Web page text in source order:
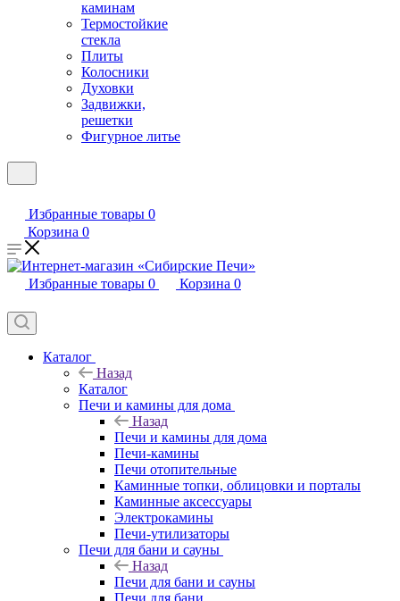
каминам
Термостойкие
стекла
Плиты
Колосники
Духовки
Задвижки,
решетки
Фигурное литье
Избранные товары 0
Корзина 0
Избранные товары 0 Корзина 0
Каталог
Назад
Каталог
Печи и камины для дома
Назад
Печи и камины для дома
Печи-камины
Печи отопительные
Каминные топки, облицовки и порталы
Каминные аксессуары
Электрокамины
Печи-утилизаторы
Печи для бани и сауны
Назад
Печи для бани и сауны
Печи для бани